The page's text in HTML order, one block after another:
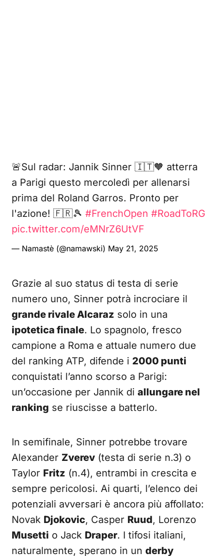
🚨Sul radar: Jannik Sinner 🇮🇹🧡 atterra
a Parigi questo mercoledì per allenarsi
prima del Roland Garros. Pronto per
l'azione! 🇫🇷🎾 #FrenchOpen #RoadToRG
pic.twitter.com/eMNrZ6UtVF
— Namastè (@namawski) May 21, 2025
Grazie al suo status di testa di serie
numero uno, Sinner potrà incrociare il
grande rivale Alcaraz solo in una
ipotetica finale. Lo spagnolo, fresco
campione a Roma e attuale numero due
del ranking ATP, difende i 2000 punti
conquistati l’anno scorso a Parigi:
un’occasione per Jannik di allungare nel
ranking se riuscisse a batterlo.
In semifinale, Sinner potrebbe trovare
Alexander Zverev (testa di serie n.3) o
Taylor Fritz (n.4), entrambi in crescita e
sempre pericolosi. Ai quarti, l’elenco dei
potenziali avversari è ancora più affollato:
Novak Djokovic, Casper Ruud, Lorenzo
Musetti o Jack Draper. I tifosi italiani,
naturalmente, sperano in un derby